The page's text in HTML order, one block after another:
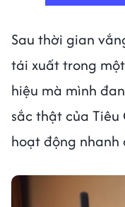
Sau thời gian
tái xuất trong
hiệu mà mình
sắc thật của
hoạt động